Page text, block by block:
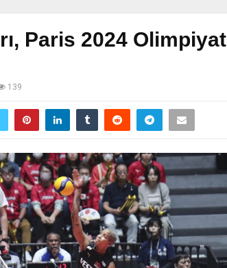
Paris 2024 Olimpiyat
139